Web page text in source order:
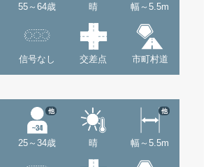
55～64歳 晴 幅～5.5m
信号なし 交差点 市町村道
25～34歳
他
晴 幅～5.5m
他